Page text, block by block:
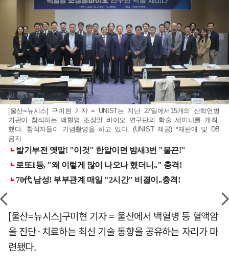
[울산=뉴시스] 구미현 기자 = UNIST는 지난 27일에서15개의 산학연병
기관이 참석하는 백혈병 초정밀 바이오 연구단의 학술 세미나를 개최
했다. 참석자들이 기념촬영을 하고 있다. (UNIST 제공) *재판매 및 DB
금지
[울산=뉴시스]구미현 기자 = 울산에서 백혈병 등 혈액암
을 진단·치료하는 최신 기술 동향을 공유하는 자리가 마
련됐다.